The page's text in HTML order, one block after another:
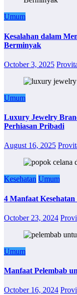
Umum
Kesalahan dalam
Berminyak
October 3, 2025
Umum
Luxury Jewelry
Perhiasan Pribadi
August 16, 2025
Kesehatan Umum
4 Manfaat
October 23, 2024
Umum
Manfaat Pelembab
October 16, 2024